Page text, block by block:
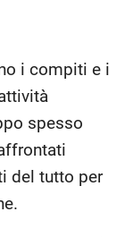
i compiti e i
spesso
del tutto per